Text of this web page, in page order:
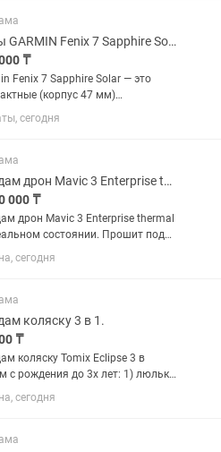
Часы GARMIN Fenix 7 Sapphire Solar
₸
Fenix 7 Sapphire Solar — это
(корпус 47 мм)
GPS-часы с
дизайном, зарядкой от
Sapphire) для продления
сегодня
Продам дрон Mavic 3 Enterprise thermal в идеальном состоянии.
000 ₸
дрон Mavic 3 Enterprise thermal
состоянии. Прошит под
5,8. Налет не большой.
в Казахстане в
имеется 6 батареек....
сегодня
коляску 3 в 1.
₸
коляску Tomix Eclipse 3 в
с рождения до 3х лет: 1) люлька;
от 0 до 9 мес; 3)
блок. Состояние коляски
Зимой отлично...
сегодня